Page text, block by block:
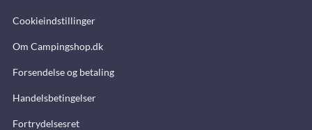
Cookieindstillinger
Om Campingshop.dk
Forsendelse og betaling
Handelsbetingelser
Fortrydelsesret